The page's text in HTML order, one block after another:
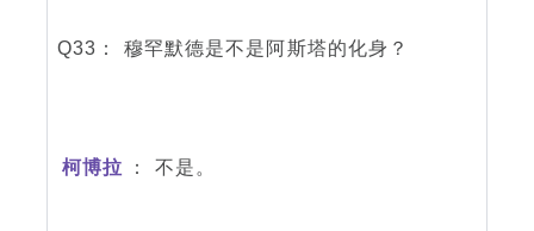
Q33： 穆罕默德是不是阿斯塔的化身？
柯博拉 ： 不是。